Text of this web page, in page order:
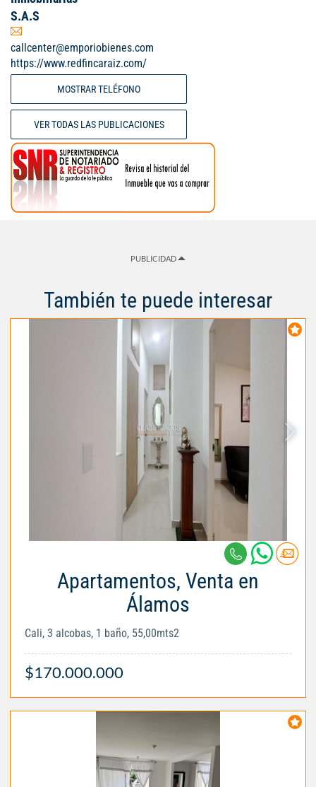
S.A.S
callcenter@emporiobienes.com
https://www.redfincaraiz.com/
MOSTRAR TELÉFONO
VER TODAS LAS PUBLICACIONES
PUBLICIDAD
También te puede interesar
Apartamentos, Venta en
Álamos
Cali, 3 alcobas, 1 baño, 55,00mts2
$170.000.000